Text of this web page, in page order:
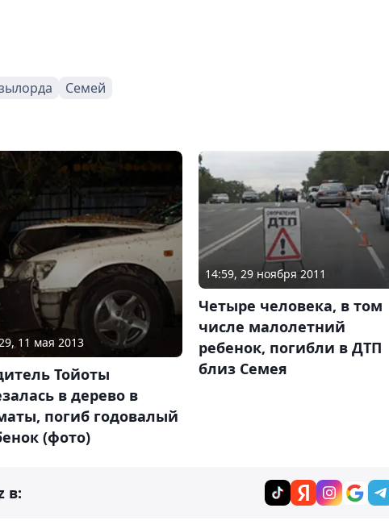
Семей
11 мая 2013
Тойоты
в дерево в
погиб годовалый
(фото)
14:59, 29 ноября 2011
Четыре человека, в том
числе малолетний
ребенок, погибли в ДТП
близ Семея
в: